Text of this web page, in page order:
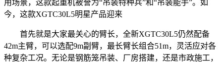
用场景，这款起重机被誉为“吊装特种兵”和“吊装能手”。如
今，这款XGTC30L5明星产品迎来
首先就是大家最关心的臂长，全新XGTC30L5仍然配备
42m主臂，可以选配9m副臂，最长臂长组合51m，灵活应对各
种复杂工况。无论是钢筋笼吊装、厂房搭建，还是市政施工，